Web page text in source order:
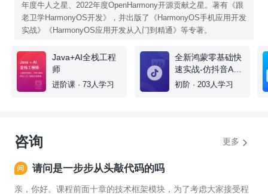
年度牛人之星、2022年度OpenHarmony开源贡献之星。著有《跟
老卫学HarmonyOS开发》，并出版了《HarmonyOS手机应用开发
实战》《HarmonyOS应用开发从入门到精通》等专著。
Java+AI全栈工程
师
进阶课 · 73人学习
全新鸿蒙零基础快
速实战-仿抖音App
开发（ ArkTS版
初阶 · 203人学习
咨询 更多
请问是一步步从头敲代码的吗
亲，你好。课程前面十章的技术框架模块，为了考虑大家接受程